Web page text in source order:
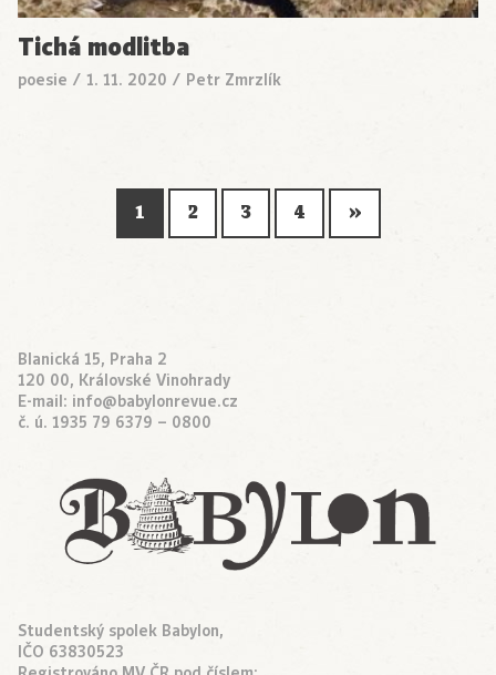
Tichá modlitba
poesie / 1. 11. 2020 / Petr Zmrzlík
1 2 3 4 »
Blanická 15, Praha 2
120 00, Královské Vinohrady
E-mail: info@babylonrevue.cz
č. ú. 1935 79 6379 – 0800
Studentský spolek Babylon,
IČO 63830523